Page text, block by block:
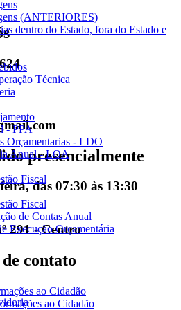
presencialmente
das 07:30 às 13:30
291 - Centro
contato
(ANTERIORES)
dentro do Estado, fora do Estado e
Técnica
- PPA
Orçamentarias - LDO
Anual - LOA
Fiscal
Fiscal
de Contas Anual
Execução Orçamentária
ao Cidadão
ao Cidadão